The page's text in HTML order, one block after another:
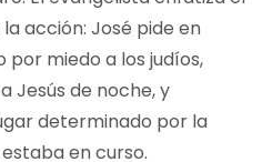
acción: José pide en
miedo a los judíos,
Jesús de noche, y
determinado por la
en curso.